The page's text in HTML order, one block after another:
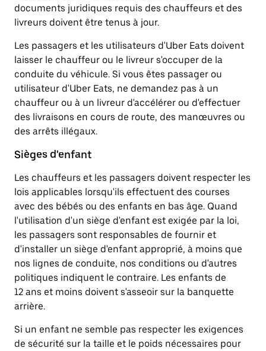
documents juridiques requis des chauffeurs et des
livreurs doivent être tenus à jour.
Les passagers et les utilisateurs d'Uber Eats doivent
laisser le chauffeur ou le livreur s'occuper de la
conduite du véhicule. Si vous êtes passager ou
utilisateur d'Uber Eats, ne demandez pas à un
chauffeur ou à un livreur d'accélérer ou d'effectuer
des livraisons en cours de route, des manœuvres ou
des arrêts illégaux.
Sièges d'enfant
Les chauffeurs et les passagers doivent respecter les
lois applicables lorsqu'ils effectuent des courses
avec des bébés ou des enfants en bas âge. Quand
l'utilisation d'un siège d'enfant est exigée par la loi,
les passagers sont responsables de fournir et
d'installer un siège d'enfant approprié, à moins que
nos lignes de conduite, nos conditions ou d'autres
politiques indiquent le contraire. Les enfants de
12 ans et moins doivent s'asseoir sur la banquette
arrière.
Si un enfant ne semble pas respecter les exigences
de sécurité sur la taille et le poids nécessaires pour